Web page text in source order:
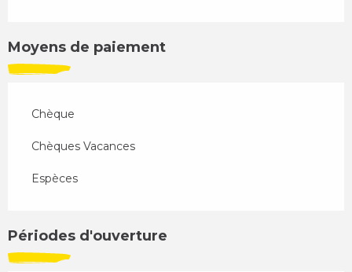
Moyens de paiement
Chèque
Chèques Vacances
Espèces
Périodes d'ouverture